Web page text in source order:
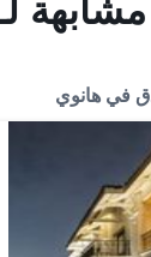
في هانوي